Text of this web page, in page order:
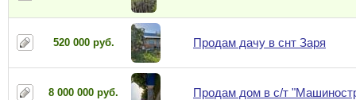
520 000 руб. Продам дачу в снт Заря
8 000 000 руб. Продам дом в с/т